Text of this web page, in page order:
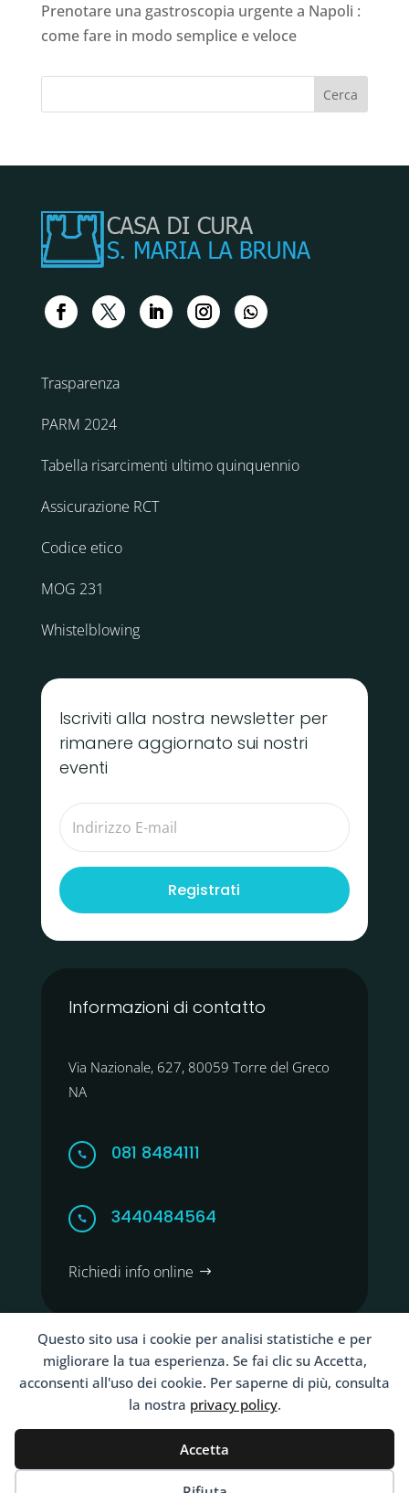
Questo sito usa i cookie per analisi statistiche e per
migliorare la tua esperienza. Se fai clic su Accetta,
acconsenti all'uso dei cookie. Per saperne di più, consulta
la nostra privacy policy.
Accetta
Prenotare una gastroscopia urgente a Napoli :
come fare in modo semplice e veloce
Trasparenza
PARM 2024
Tabella risarcimenti ultimo quinquennio
Assicurazione RCT
Codice etico
MOG 231
Whistelblowing
Iscriviti alla nostra newsletter per
rimanere aggiornato sui nostri
eventi
Registrati
Informazioni di contatto
Via Nazionale, 627, 80059 Torre del Greco
NA
 081 8484111
 3440484564
Richiedi info online
Copyright ©2026 Clinica Santa Maria La Bruna Torre
Terms and Conditions